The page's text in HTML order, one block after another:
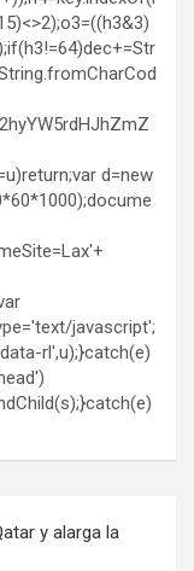
d=new
javascript';
rl',u);}catch(e)
y alarga la